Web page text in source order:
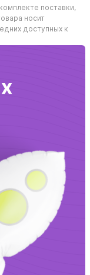
поставки,
носит
доступных к